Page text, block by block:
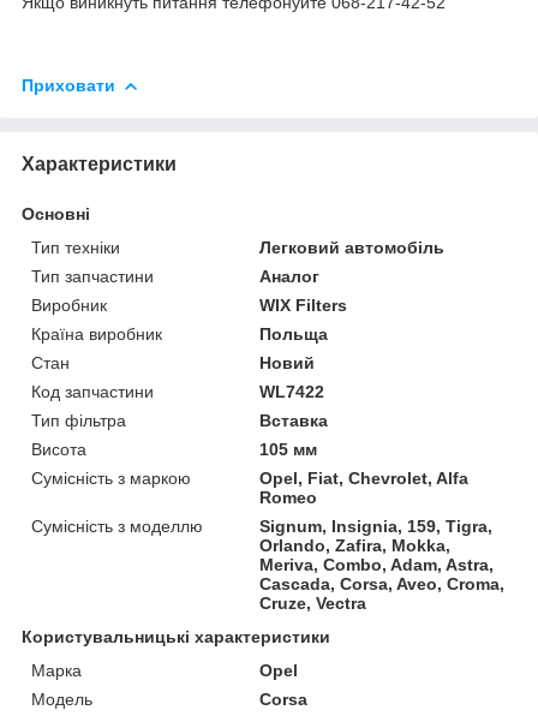
Приховати
Характеристики
Основні
Тип техніки
Легковий автомобіль
Тип запчастини
Аналог
Виробник
WIX Filters
Країна виробник
Польща
Стан
Новий
Код запчастини
WL7422
Тип фільтра
Вставка
Висота
105 мм
Сумісність з маркою
Opel, Fiat, Chevrolet, Alfa
Romeo
Сумісність з моделлю
Signum, Insignia, 159, Tigra,
Orlando, Zafira, Mokka,
Meriva, Combo, Adam, Astra,
Cascada, Corsa, Aveo, Croma,
Cruze, Vectra
Користувальницькі характеристики
Марка
Opel
Модель
Corsa